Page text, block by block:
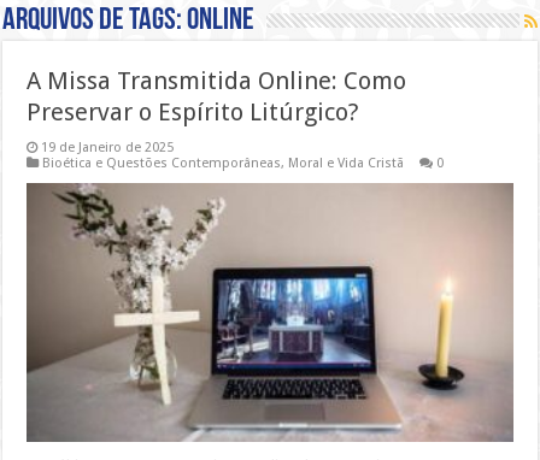
Arquivos de tags:Online
A Missa Transmitida Online: Como
Preservar o Espírito Litúrgico?
19 de Janeiro de 2025
Bioética e Questões Contemporâneas, Moral e Vida Cristã 0